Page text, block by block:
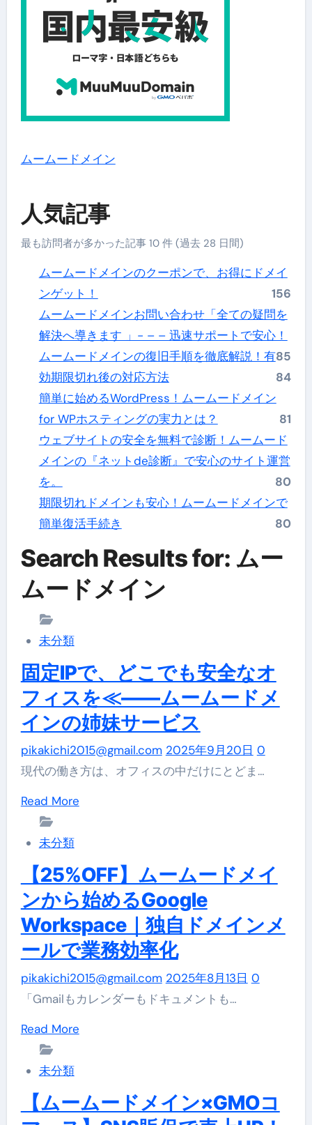
ムームードメイン
人気記事
最も訪問者が多かった記事 10 件 (過去 28 日間)
ムームードメインのクーポンで、お得にドメイ
ンゲット！
156
ムームードメインお問い合わせ「全ての疑問を
解決へ導きます 」- – – 迅速サポートで安心！
85
ムームードメインの復旧手順を徹底解説！有
効期限切れ後の対応方法
84
簡単に始めるWordPress！ムームードメイン
for WPホスティングの実力とは？
81
ウェブサイトの安全を無料で診断！ムームード
メインの『ネットde診断』で安心のサイト運営
を。
80
期限切れドメインも安心！ムームードメインで
簡単復活手続き
80
Search Results for: ムー
ムードメイン
未分類
固定IPで、どこでも安全なオ
フィスを≪——ムームードメ
インの姉妹サービス
pikakichi2015@gmail.com 2025年9月20日 0
現代の働き方は、オフィスの中だけにとどま…
Read MoreRead
定
IP
で、
ど
で
も
安
オ
フ
未分類
【25%OFF】ムームードメイ
ンから始めるGoogle
Workspace｜独自ドメインメ
ールで業務効率化
pikakichi2015@gmail.com 2025年8月13日 0
「Gmailもカレンダーもドキュメントも…
Read MoreRead
【25%OFF】
ム
未分類
【ムームードメイン×GMOコ